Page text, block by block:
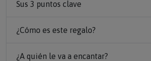
Sus 3 puntos clave
¿Cómo es este regalo?
¿A quién le va a encantar?